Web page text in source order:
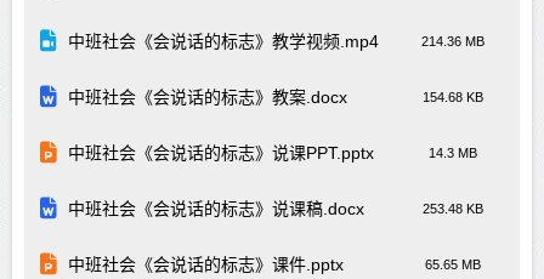
中班社会《会说话的标志》教学视频.mp4 214.36 MB
中班社会《会说话的标志》教案.docx 154.68 KB
中班社会《会说话的标志》说课PPT.pptx 14.3 MB
中班社会《会说话的标志》说课稿.docx 253.48 KB
中班社会《会说话的标志》课件.pptx 65.65 MB